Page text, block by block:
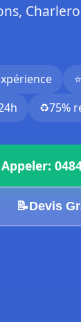
⭐
♻️75%
Appeler:
📝Devis